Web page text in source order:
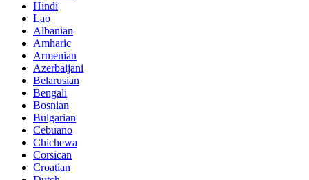
Hindi
Lao
Albanian
Amharic
Armenian
Azerbaijani
Belarusian
Bengali
Bosnian
Bulgarian
Cebuano
Chichewa
Corsican
Croatian